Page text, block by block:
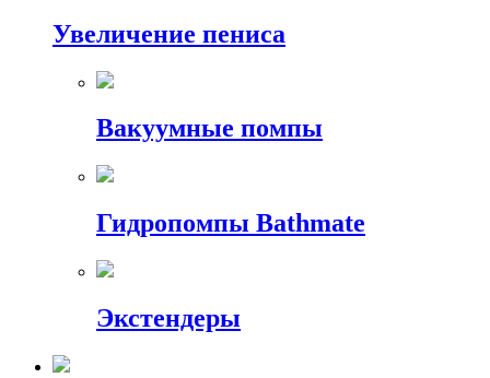
Увеличение пениса
Вакуумные помпы
Гидропомпы Bathmate
Экстендеры